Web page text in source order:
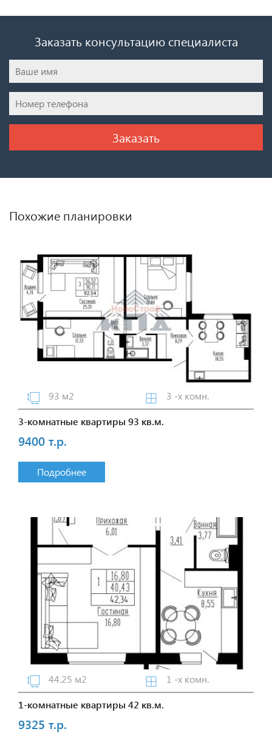
Заказать консультацию специалиста
Похожие планировки
93 м2
3 -х комн.
3-комнатные квартиры 93 кв.м.
9400 т.р.
Подробнее
44.25 м2
1 -х комн.
1-комнатные квартиры 42 кв.м.
9325 т.р.